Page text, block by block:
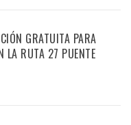
GRATUITA PARA
LA RUTA 27 PUENTE